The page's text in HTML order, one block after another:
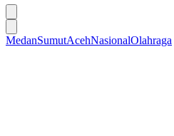
MedanSumutAcehNasionalOlahraga